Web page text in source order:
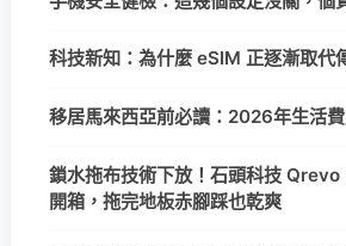
科技新知：為什麼 eSIM 正逐漸取代
移居馬來西亞前必讀：2026年生活
鎖水拖布技術下放！石頭科技
開箱，拖完地板赤腳踩也乾爽